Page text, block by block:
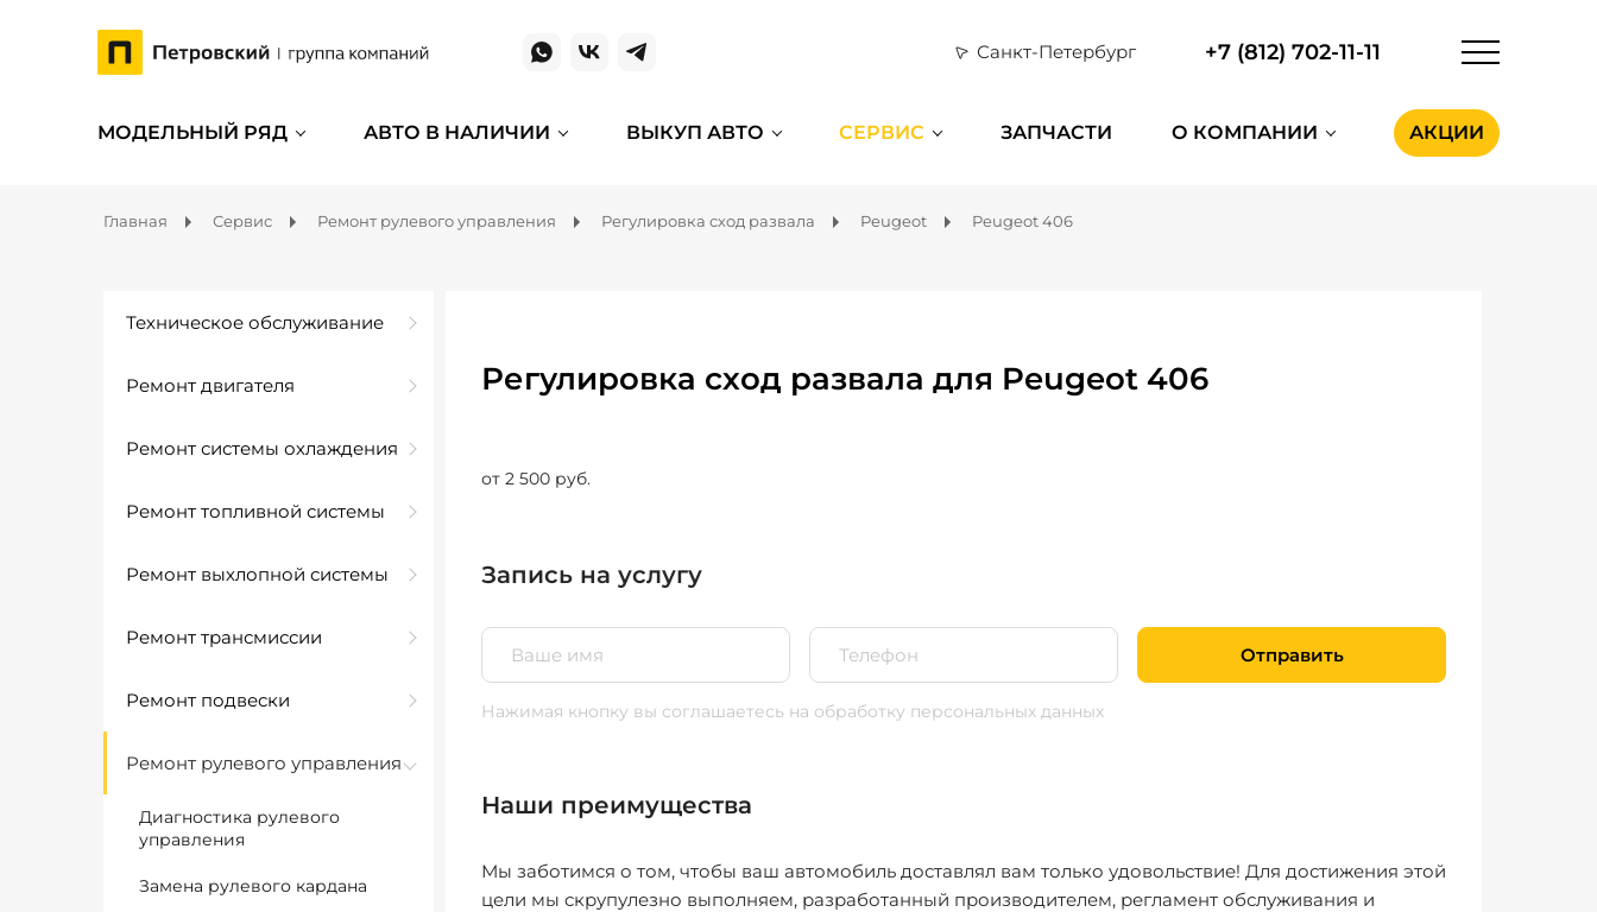
Санкт-Петербург +7 (812) 702-11-11
МОДЕЛЬНЫЙ РЯД АВТО В НАЛИЧИИ ВЫКУП АВТО СЕРВИС ЗАПЧАСТИ О КОМПАНИИ АКЦИИ
Главная Сервис Ремонт рулевого управления Регулировка сход развала Peugeot Peugeot 406
Техническое обслуживание
Ремонт двигателя
Ремонт системы охлаждения
Ремонт топливной системы
Ремонт выхлопной системы
Ремонт трансмиссии
Ремонт подвески
Ремонт рулевого управления
Диагностика рулевого
управления
Замена рулевого кардана
Регулировка сход развала для Peugeot 406
от 2 500 руб.
Запись на услугу
Отправить
Нажимая кнопку вы соглашаетесь на обработку персональных данных
Наши преимущества
Мы заботимся о том, чтобы ваш автомобиль доставлял вам только удовольствие! Для достижения этой
цели мы скрупулезно выполняем, разработанный производителем, регламент обслуживания и